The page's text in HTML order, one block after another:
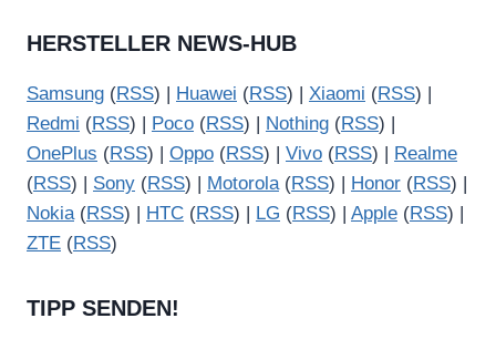
HERSTELLER NEWS-HUB
Samsung (RSS) | Huawei (RSS) | Xiaomi (RSS) |
Redmi (RSS) | Poco (RSS) | Nothing (RSS) |
OnePlus (RSS) | Oppo (RSS) | Vivo (RSS) |
Realme
(RSS) | Sony (RSS) | Motorola(RSS) | Honor (RSS) |
Nokia(RSS) | HTC (RSS) | LG (RSS) | Apple (RSS) |
ZTE (RSS)
TIPP SENDEN!